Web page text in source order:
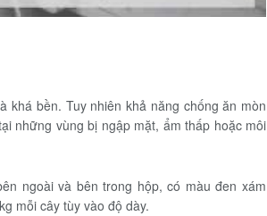
khá bền. Tuy nhiên khả năng chống ăn mòn
những vùng bị ngập mặt, ẩm thấp hoặc môi
ngoài và bên trong hộp, có màu đen xám
mỗi cây tùy vào độ dày.